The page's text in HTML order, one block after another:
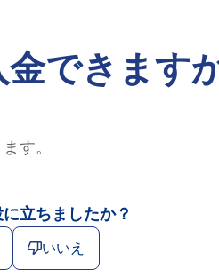
できます
す。
立ちましたか？
いいえ